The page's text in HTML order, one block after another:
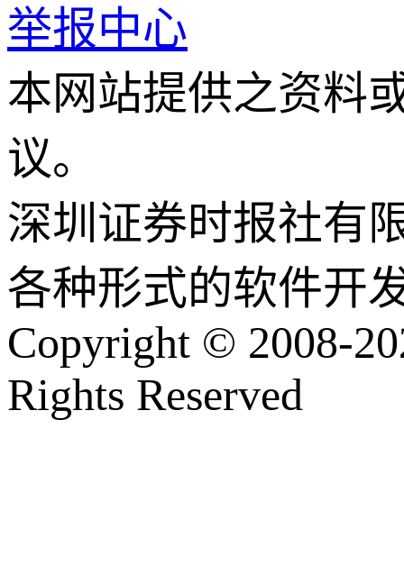
举报中心
本网站提供之资料
议。
深圳证券时报社有
各种形式的软件开
Copyright © 2008-
Rights Reserved